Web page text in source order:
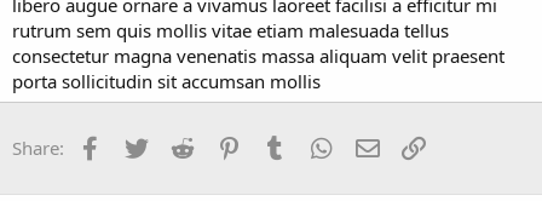
libero augue ornare a vivamus laoreet facilisi a efficitur mi
rutrum sem quis mollis vitae etiam malesuada tellus
consectetur magna venenatis massa aliquam velit praesent
porta sollicitudin sit accumsan mollis
Share: Facebook
Twitter Reddit PinterestTumblr WhatsApp
Email